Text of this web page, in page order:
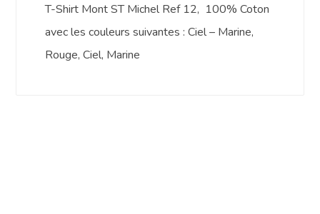
T-Shirt Mont ST Michel Ref 12, 100% Coton
avec les couleurs suivantes : Ciel – Marine,
Rouge, Ciel, Marine